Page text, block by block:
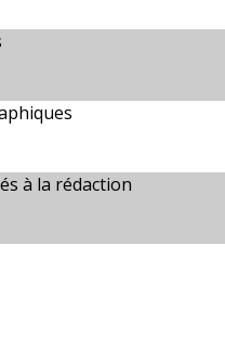
à la rédaction